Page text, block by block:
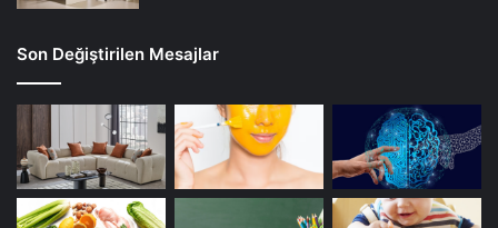
Son Değiştirilen Mesajlar